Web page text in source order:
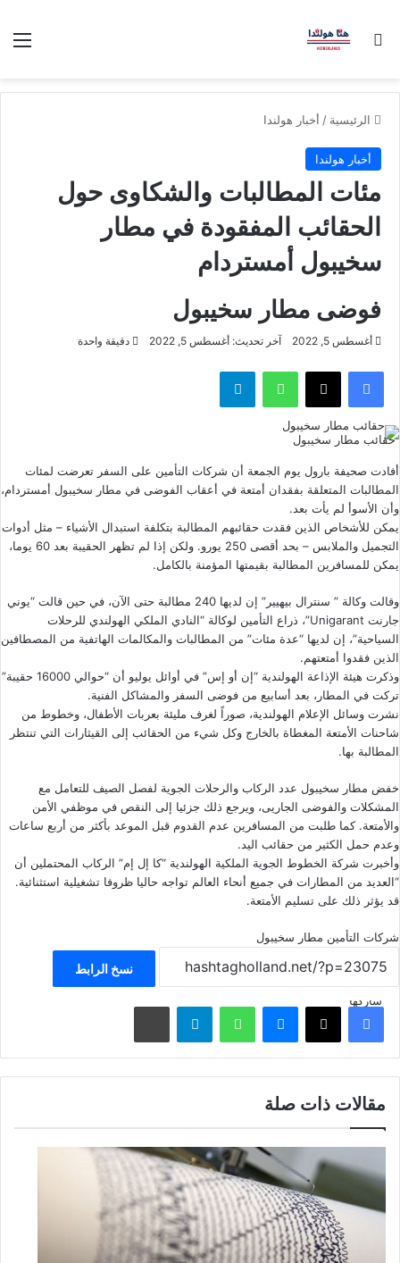
بحث عن
الرئيسية / أخبار هولندا
أخبار هولندا
مئات المطالبات والشكاوى حول
الحقائب المفقودة في مطار
سخيبول أمستردام
فوضى مطار سخيبول
أغسطس 5, 2022 آخر تحديث: أغسطس 5, 2022 دقيقة واحدة
فيسبوك ‫X واتساب تيلقرام
حقائب مطار سخيبول
أفادت صحيفة بارول يوم الجمعة أن شركات التأمين على السفر تعرضت لمئات
المطالبات المتعلقة بفقدان أمتعة في أعقاب الفوضى في مطار سخيبول أمستردام،
وأن الأسوأ لم يأت بعد.
يمكن للأشخاص الذين فقدت حقائبهم المطالبة بتكلفة استبدال الأشياء – مثل أدوات
التجميل والملابس – بحد أقصى 250 يورو. ولكن إذا لم تظهر الحقيبة بعد 60 يوما،
يمكن للمسافرين المطالبة بقيمتها المؤمنة بالكامل.
وقالت وكالة ” سنترال بيهيير” إن لديها 240 مطالبة حتى الآن، في حين قالت “يوني
جارنت Unigarant”، ذراع التأمين لوكالة “النادي الملكي الهولندي للرحلات
السياحية”، إن لديها “عدة مئات” من المطالبات والمكالمات الهاتفية من المصطافين
الذين فقدوا أمتعتهم.
وذكرت هيئة الإذاعة الهولندية “إن أو إس” في أوائل يوليو أن “حوالي 16000 حقيبة”
تركت في المطار، بعد أسابيع من فوضى السفر والمشاكل الفنية.
نشرت وسائل الإعلام الهولندية، صوراً لغرف مليئة بعربات الأطفال، وخطوط من
شاحنات الأمتعة المغطاة بالخارج وكل شيء من الحقائب إلى القيثارات التي تنتظر
المطالبة بها.
خفض مطار سخيبول عدد الركاب والرحلات الجوية لفصل الصيف للتعامل مع
المشكلات والفوضى الجاريى، ويرجع ذلك جزئيا إلى النقص في موظفي الأمن
والأمتعة. كما طلبت من المسافرين عدم القدوم قبل الموعد بأكثر من أربع ساعات
وعدم حمل الكثير من حقائب اليد.
وأخبرت شركة الخطوط الجوية الملكية الهولندية “كا إل إم” الركاب المحتملين أن
“العديد من المطارات في جميع أنحاء العالم تواجه حاليا ظروفا تشغيلية استثنائية.
قد يؤثر ذلك على تسليم الأمتعة.
شركات التأمين مطار سخيبول
نسخ الرابط
شاركهافيسبوك ‫X ماسنجر واتساب تيلقرام مشاركة عبر البريد
مقالات ذات صلة